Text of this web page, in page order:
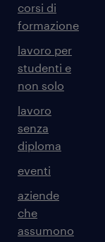
corsi di
formazione
lavoro per
studenti e
non solo
lavoro
senza
diploma
eventi
aziende
che
assumono